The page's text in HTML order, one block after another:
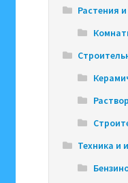
Растения
Техника и